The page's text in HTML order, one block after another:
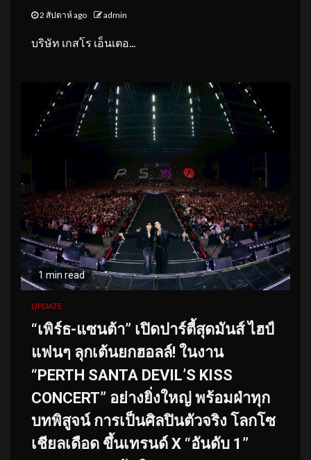
2 สัปดาห์ ago admin
บริษัท เกสโร เอ็นเตอ...
1 min read
UPDATE
“เพิร์ธ-แซนต้า” เปิดปาร์ตี้สุดมันส์ ไฮป์
แฟนๆ ลุกเต้นยกฮอลล์! ในงาน
“PERTH SANTA DEVIL’S KISS
CONCERT” อย่างยิ่งใหญ่ พร้อมฝ่าทุก
บทพิสูจน์ การเป็นศิลปินตัวจริง โลกโซ
เชียลเดือด ขึ้นเทรนด์ X “อันดับ 1”